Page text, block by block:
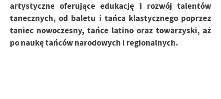
artystyczne oferujące edukację i rozwój talentów
tanecznych, od baletu i tańca klastycznego poprzez
taniec nowoczesny, tańce latino oraz towarzyski, aż
po naukę tańców narodowych i regionalnych.